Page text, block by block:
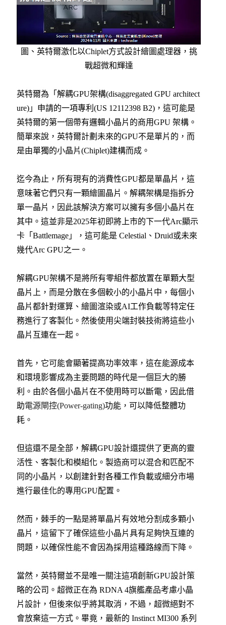
圖、英特爾激化以Chiplet方式設計繪圖處理器，挑
戰超微和輝達
英特爾為「解耦GPU架構(disaggregated GPU architect
ure)」申請的一項專利(US 12112398 B2)，這可能是
英特爾的第一個帶有邏輯小晶片的商用GPU 架構。
簡單來說，英特爾計劃未來的GPU不是單片的，而
是由單獨的小晶片(Chiplet)建構而成。
迄今為止，所有現有的消費性GPU都是單晶片，這
意味著它們只有一顆繪圖晶片。解耦架構是指拆分
單一晶片，因此該解決方案可以擁有多個小晶片在
其中。這並非是2025年初即將上市的下一代Arc顯示
卡「Battlemage」，這可能是 Celestial、Druid或未來
幾代Arc GPU之一。
解耦GPU架構不是將所有零組件都放置在單顆大型
晶片上，而是分散在多個較小的小晶片中，每個小
晶片都針對運算、繪圖渲染或AI工作負載等特定任
務進行了客製化。然後使用尖端封裝技術將這些小
晶片互連在一起。
首先，它可能會顯著提高功率效率，這在能源成本
和環境影響成為主要問題的時代是一個巨大的勝
利。由於各個小晶片在不使用時可以斷電，因此借
助電源閘控(Power-gating)功能，可以降低整體功
耗。
但這還不是全部，解耦GPU設計還提供了更高的靈
活性、客製化和模組化。製造商可以混合和匹配不
同的小晶片，以創建針對各種工作負載或細分市場
進行最佳化的專用GPU配置。
然而，棘手的一點是將單晶片有效地分割成多顆小
晶片，這留下了確保這些小晶片具有足夠快互連的
問題，以確保性能不會因為採用這種路線而下降。
當然，英特爾並不是唯一關注這項創新GPU設計策
略的公司。超微正在為 RDNA 4旗艦產品考慮小晶
片設計，但後來似乎將其取消，不過，超微絕對不
會放棄這一方式。畢竟，最新的 Instinct MI300 系列